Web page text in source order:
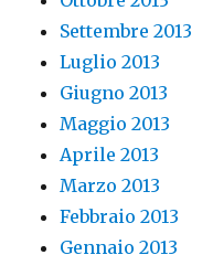
Settembre 2013
Luglio 2013
Giugno 2013
Maggio 2013
Aprile 2013
Marzo 2013
Febbraio 2013
Gennaio 2013